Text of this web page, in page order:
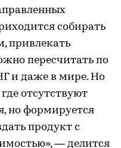
собирать
привлекать
пересчитать по
и даже в мире. Но
отсутствуют
но формируется
продукт с
— делится